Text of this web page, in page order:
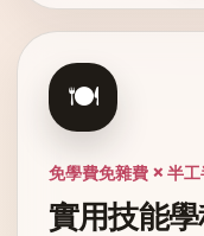
🍽️
免學費免雜費 × 半
實用技能